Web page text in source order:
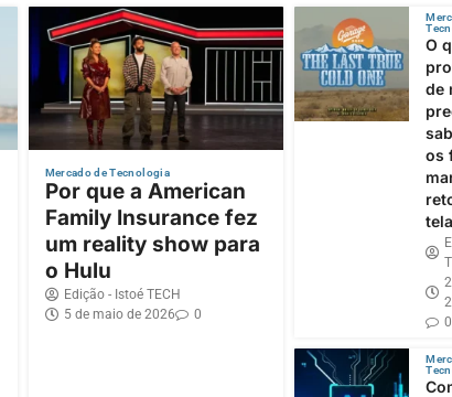
Mercado de Tecnologia
Por que a American
Family Insurance fez
um reality show para
o Hulu
Edição - Istoé TECH
5 de maio de 2026
0
O
de
os
0